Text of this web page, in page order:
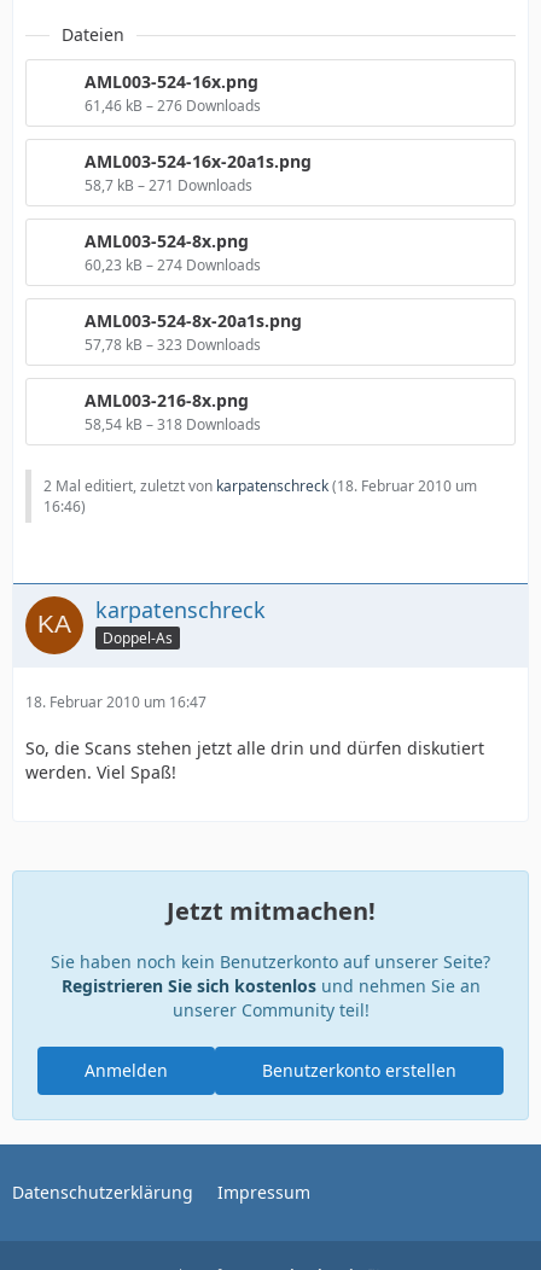
Dateien
AML003-524-16x.png
61,46 kB – 276 Downloads
AML003-524-16x-20a1s.png
58,7 kB – 271 Downloads
AML003-524-8x.png
60,23 kB – 274 Downloads
AML003-524-8x-20a1s.png
57,78 kB – 323 Downloads
AML003-216-8x.png
58,54 kB – 318 Downloads
2 Mal editiert, zuletzt von karpatenschreck(18. Februar 2010 um
16:46)
karpatenschreck
Doppel-As
18. Februar 2010 um 16:47
So, die Scans stehen jetzt alle drin und dürfen diskutiert
werden. Viel Spaß!
Jetzt mitmachen!
Sie haben noch kein Benutzerkonto auf unserer Seite?
Registrieren Sie sich kostenlosund nehmen Sie an
unserer Community teil!
Benutzerkonto erstellen
Anmelden
Datenschutzerklärung Impressum